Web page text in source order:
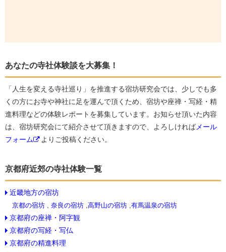
あなたの寺社体験談を大募集！
「人生を変える寺社巡り」を推進する宿坊研究会では、少しでも多
くの方にお寺や神社に足を運んで頂くため、宿坊や座禅・写経・精
進料理などの体験レポートを募集しています。お知らせ頂いた内容
は、宿坊研究会にて紹介させて頂きますので、よろしければメール
フォーム
よりご投稿ください。
京都府近郊の寺社体験一覧
近畿地方の宿坊
京都の宿坊 , 奈良の宿坊 ,高野山の宿坊 ,有馬温泉の宿坊
京都府の座禅・阿字観
京都府の写経・写仏
京都府の精進料理